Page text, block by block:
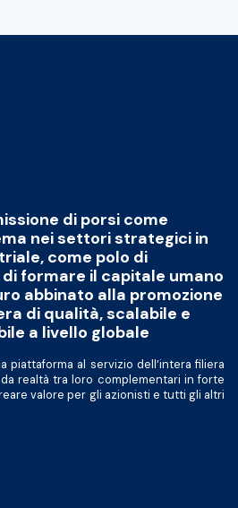
di porsi come
nei settori strategici in
come polo di
formare il capitale umano
abbinato alla promozione
di qualità, scalabile e
a livello globale
piattaforma al servizio dell’intera filiera
realtà tra loro complementari in forte
valore per gli azionisti e tutti gli altri